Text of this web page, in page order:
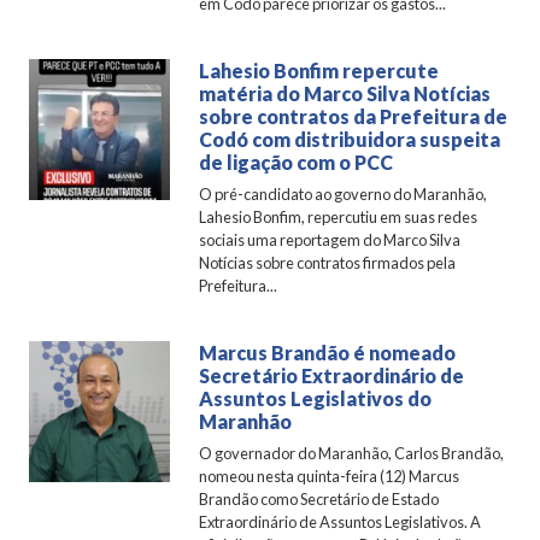
Lahesio Bonfim repercute
matéria do Marco Silva Notícias
sobre contratos da Prefeitura de
Codó com distribuidora suspeita
de ligação com o PCC
O pré-candidato ao governo do Maranhão,
Lahesio Bonfim, repercutiu em suas redes
sociais uma reportagem do Marco Silva
Notícias sobre contratos firmados pela
Prefeitura...
Marcus Brandão é nomeado
Secretário Extraordinário de
Assuntos Legislativos do
Maranhão
O governador do Maranhão, Carlos Brandão,
nomeou nesta quinta-feira (12) Marcus
Brandão como Secretário de Estado
Extraordinário de Assuntos Legislativos. A